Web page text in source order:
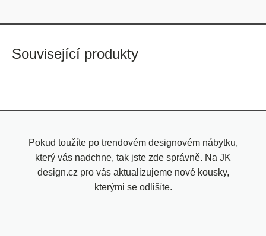
Související produkty
Pokud toužíte po trendovém designovém nábytku,
který vás nadchne, tak jste zde správně. Na JK
design.cz pro vás aktualizujeme nové kousky,
kterými se odlišíte.